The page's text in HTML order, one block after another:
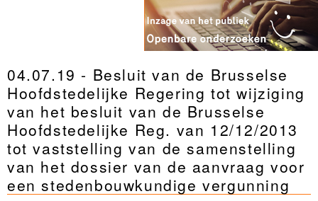
04.07.19 - Besluit van de Brusselse
Hoofdstedelijke Regering tot wijziging
van het besluit van de Brusselse
Hoofdstedelijke Reg. van 12/12/2013
tot vaststelling van de samenstelling
van het dossier van de aanvraag voor
een stedenbouwkundige vergunning